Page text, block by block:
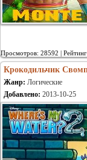
Просмотров: 28592 |
Крокодильчик
Жанр: Логические
Добавлено: 2013-10-25